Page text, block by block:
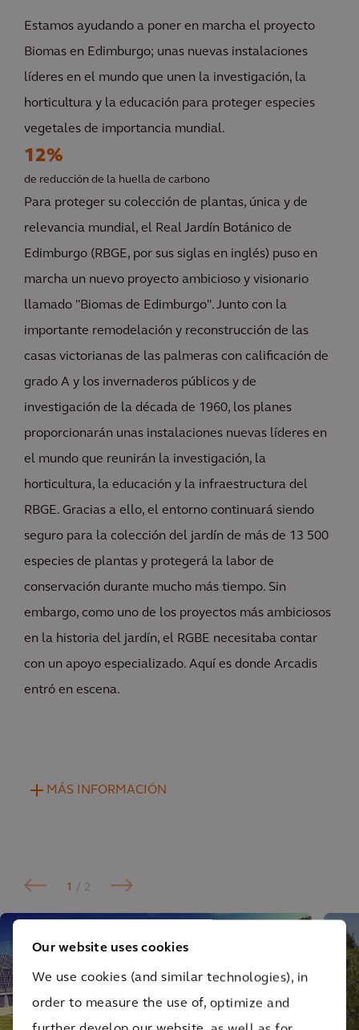
Our website uses cookies
We use cookies (and similar technologies), in
order to measure the use of, optimize and
Estamos ayudando a poner en marcha el proyecto
Biomas en Edimburgo; unas nuevas instalaciones
líderes en el mundo que unen la investigación, la
horticultura y la educación para proteger especies
vegetales de importancia mundial.
12%
de reducción de la huella de carbono
Para proteger su colección de plantas, única y de
relevancia mundial, el Real Jardín Botánico de
Edimburgo (RBGE, por sus siglas en inglés) puso en
marcha un nuevo proyecto ambicioso y visionario
llamado "Biomas de Edimburgo". Junto con la
importante remodelación y reconstrucción de las
casas victorianas de las palmeras con calificación de
grado A y los invernaderos públicos y de
investigación de la década de 1960, los planes
proporcionarán unas instalaciones nuevas líderes en
el mundo que reunirán la investigación, la
horticultura, la educación y la infraestructura del
RBGE. Gracias a ello, el entorno continuará siendo
seguro para la colección del jardín de más de 13 500
especies de plantas y protegerá la labor de
conservación durante mucho más tiempo. Sin
embargo, como uno de los proyectos más ambiciosos
en la historia del jardín, el RGBE necesitaba contar
con un apoyo especializado. Aquí es donde Arcadis
entró en escena.
MÁS INFORMACIÓN
1 / 2